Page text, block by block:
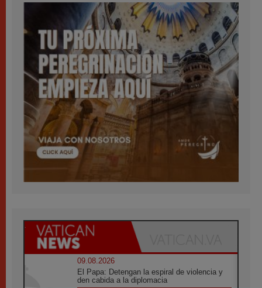
09.08.2026
El Papa: Detengan la espiral de violencia y
den cabida a la diplomacia